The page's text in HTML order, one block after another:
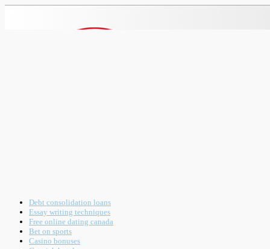
Debt consolidation loans
Essay writing techniques
Free online dating canada
Bet on sports
Casino bonuses